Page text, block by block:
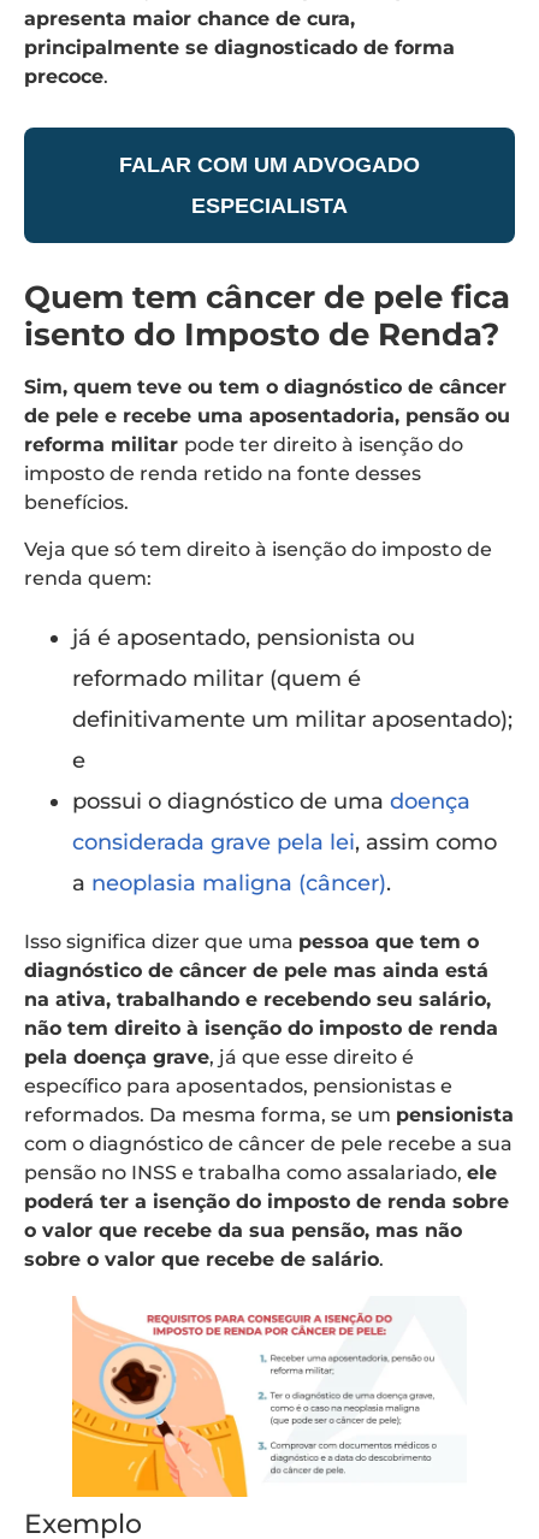
apresenta maior chance de cura,
principalmente se diagnosticado de forma
precoce.
FALAR COM UM ADVOGADO
ESPECIALISTA
Quem tem câncer de pele fica
isento do Imposto de Renda?
Sim, quem teve ou tem o diagnóstico de câncer
de pele e recebe uma aposentadoria, pensão ou
reforma militar pode ter direito à isenção do
imposto de renda retido na fonte desses
benefícios.
Veja que só tem direito à isenção do imposto de
renda quem:
já é aposentado, pensionista ou
reformado militar (quem é
definitivamente um militar aposentado);
e
possui o diagnóstico de uma doença
considerada grave pela lei, assim como
a neoplasia maligna (câncer).
Isso significa dizer que uma pessoa que tem o
diagnóstico de câncer de pele mas ainda está
na ativa, trabalhando e recebendo seu salário,
não tem direito à isenção do imposto de renda
pela doença grave, já que esse direito é
específico para aposentados, pensionistas e
reformados. Da mesma forma, se um pensionista
com o diagnóstico de câncer de pele recebe a sua
pensão no INSS e trabalha como assalariado, ele
poderá ter a isenção do imposto de renda sobre
o valor que recebe da sua pensão, mas não
sobre o valor que recebe de salário.
Exemplo